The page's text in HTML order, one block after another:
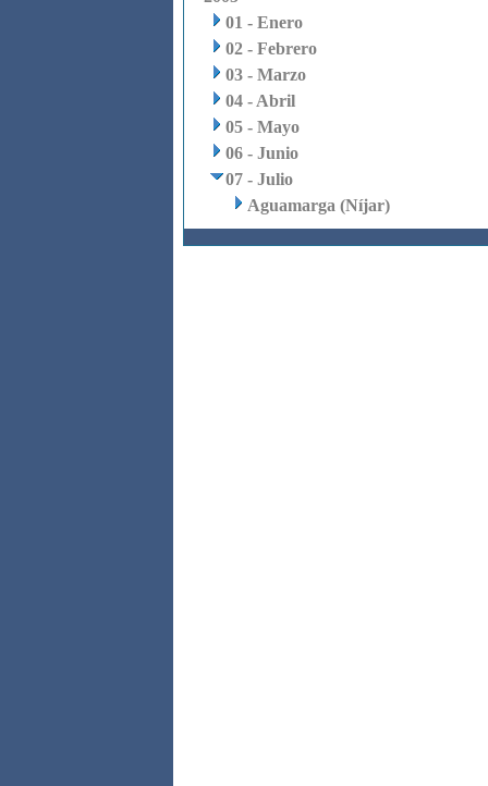
01 - Enero
02 - Febrero
03 - Marzo
04 - Abril
05 - Mayo
06 - Junio
07 - Julio
Aguamarga (Níjar)